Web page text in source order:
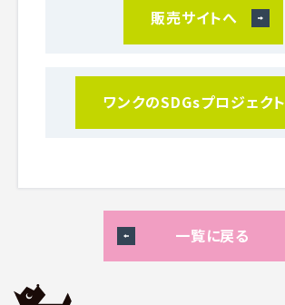
販売サイトへ
ワンクのSDGsプロジェクト
一覧に戻る